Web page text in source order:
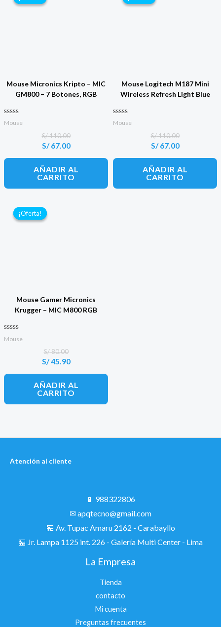
Mouse Micronics Kripto – MIC
GM800 – 7 Botones, RGB
Valorado con
Mouse
S/110.00
El
precio
original
era:
S/ 110.00.
S/67.00
El
precio
actual
es:
S/ 67.00.
AÑADIR AL
CARRITO
Mouse Logitech M187 Mini
Wireless Refresh Light Blue
Valorado con
Mouse
S/110.00
El
precio
original
era:
S/ 110.00.
S/67.00
El
precio
actual
es:
S/ 67.00.
AÑADIR AL
CARRITO
¡Oferta!
¡Oferta!
Mouse Gamer Micronics
Krugger – MIC M800 RGB
Valorado con
Mouse
S/80.00
El
precio
original
era:
S/ 80.00.
S/45.90
El
precio
actual
es:
S/ 45.90.
AÑADIR AL
CARRITO
Atención al cliente
📱 988322806
✉ apqtecno@gmail.com
🏪 Av. Tupac Amaru 2162 - Carabayllo
🏪 Jr. Lampa 1125 int. 226 - Galería Multi Center - Lima
La Empresa
Tienda
contacto
Mi cuenta
Preguntas frecuentes